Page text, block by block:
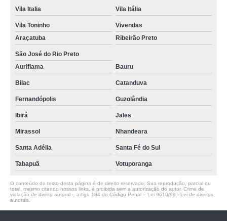
Vila Italia Vila Itália
Vila Toninho
Vivendas
Araçatuba
Ribeirão Preto
São José do Rio Preto
Auriflama
Bauru
Bilac Catanduva
Fernandópolis Guzolândia
Ibirá Jales
Mirassol Nhandeara
Santa Adélia Santa Fé do Sul
Tabapuã Votuporanga
O conteúdo do texto desta página é de direito reservado. Sua reprodução, parcial ou
total, mesmo citando nossos links, é proibida sem a autorização do autor. Crime de
violação de direito autoral – artigo 184 do Código Penal – Lei 9610/98 - Lei de direitos
autorais